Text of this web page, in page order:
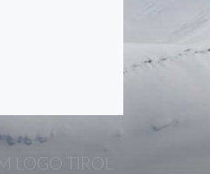
LOGO TIROL